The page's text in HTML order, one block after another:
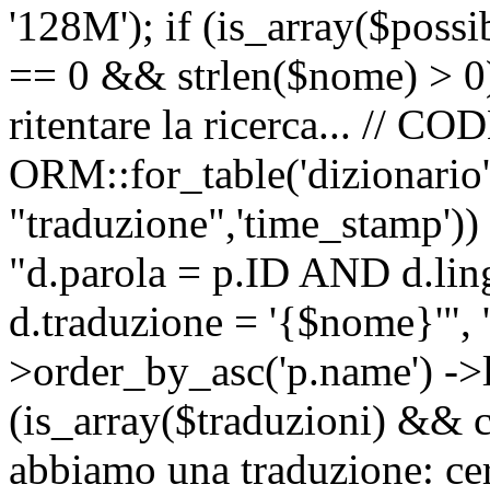
'128M'); if
== 0 && strlen($nome) >
ritentare la ricerca... //
"d.parola = p.ID AND
d.traduzione = '{$nome}'",
>order_by_asc('p.name')
(is_array($traduzioni) &&
abbiamo una traduzione: